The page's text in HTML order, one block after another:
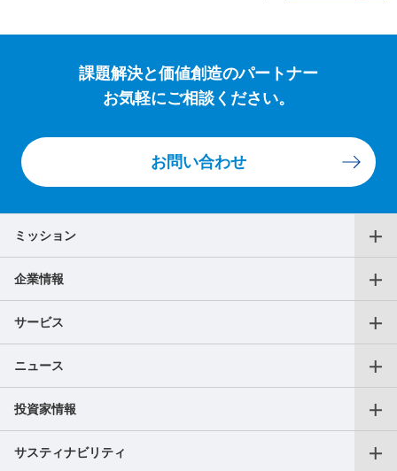
課題解決と価値創造のパートナー
お気軽にご相談ください。
お問い合わせ
ミッション
代表メッセージ
企業情報
役員一覧
沿革
アクセス
サービス
仕事をお探しの個人の方
転職支援サービス
フリーランス向けサービス
ニュース
プレスリリース
AXIS Insights
投資家情報
会長CEOご挨拶
サスティナビリティ